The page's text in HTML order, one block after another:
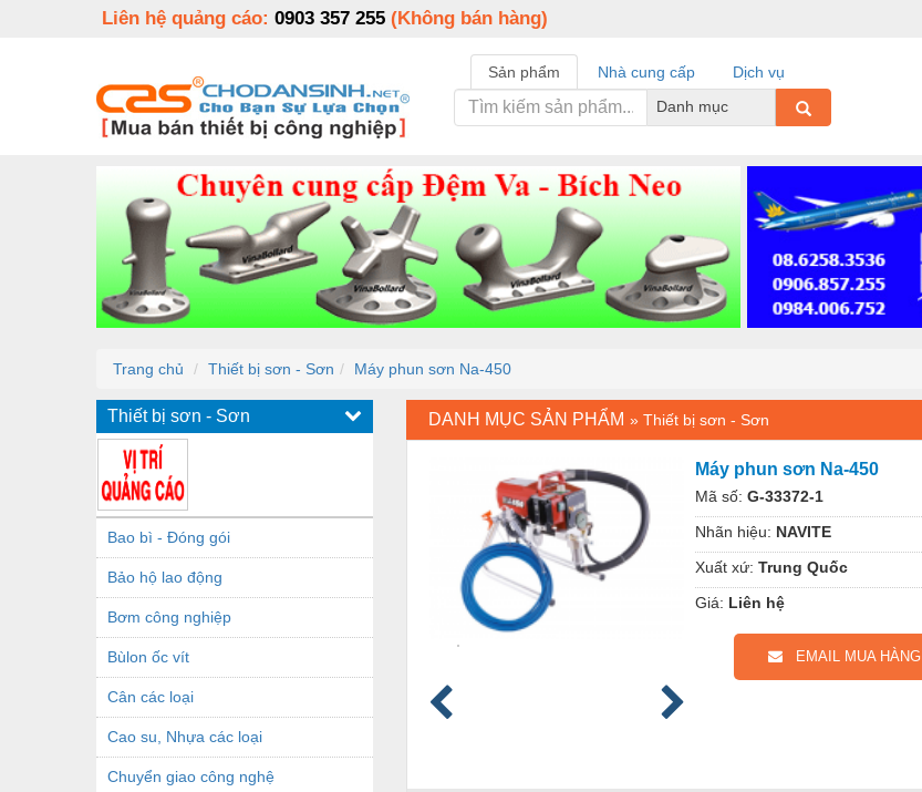
Liên hệ quảng cáo: 0903 357 255 (Không bán hàng)
Sản phẩm Nhà cung cấp
Dịch vụ
Danh mục
Trang chủ Thiết bị sơn - Sơn Máy phun sơn Na-450
Thiết bị sơn - Sơn
Bao bì - Đóng gói
Bảo hộ lao động
Bơm công nghiệp
Bùlon ốc vít
Cân các loại
Cao su, Nhựa các loại
Chuyển giao công nghệ
DANH MỤC SẢN PHẨM » Thiết bị sơn - Sơn
Máy phun sơn Na-450
Mã số: G-33372-1
Nhãn hiệu: NAVITE
Xuất xứ: Trung Quốc
Giá: Liên hệ
EMAIL MUA HÀNG